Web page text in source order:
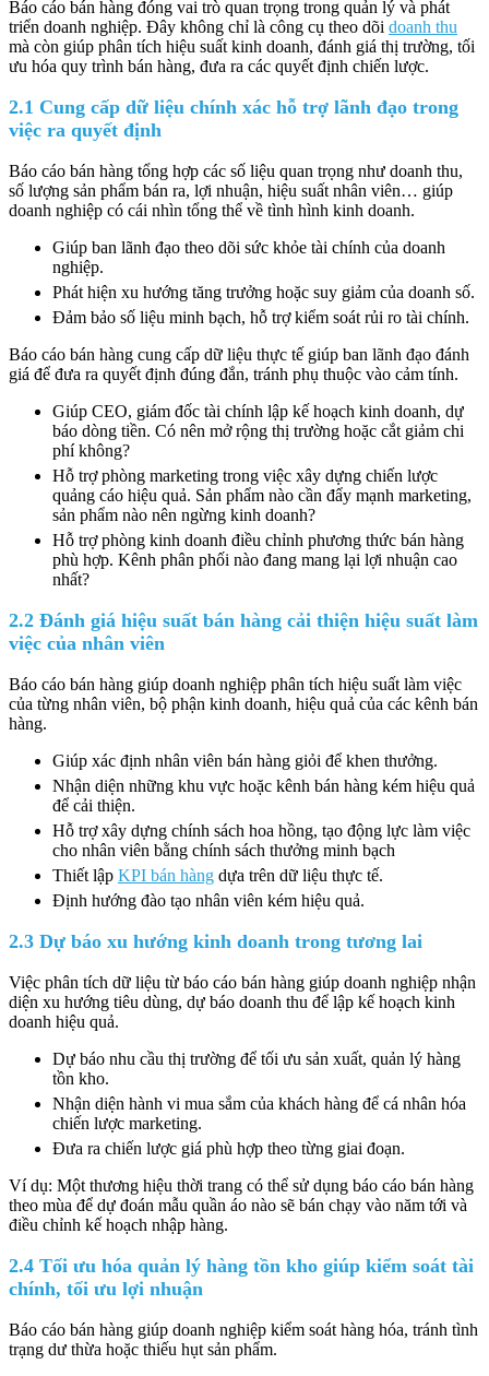
Báo cáo bán hàng đóng vai trò quan trọng trong quản lý và phát
triển doanh nghiệp. Đây không chỉ là công cụ theo dõi doanh thu
mà còn giúp phân tích hiệu suất kinh doanh, đánh giá thị trường, tối
ưu hóa quy trình bán hàng, đưa ra các quyết định chiến lược.
2.1 Cung cấp dữ liệu chính xác hỗ trợ lãnh đạo trong
việc ra quyết định
Báo cáo bán hàng tổng hợp các số liệu quan trọng như doanh thu,
số lượng sản phẩm bán ra, lợi nhuận, hiệu suất nhân viên… giúp
doanh nghiệp có cái nhìn tổng thể về tình hình kinh doanh.
Giúp ban lãnh đạo theo dõi sức khỏe tài chính của doanh
nghiệp.
Phát hiện xu hướng tăng trưởng hoặc suy giảm của doanh số.
Đảm bảo số liệu minh bạch, hỗ trợ kiểm soát rủi ro tài chính.
Báo cáo bán hàng cung cấp dữ liệu thực tế giúp ban lãnh đạo đánh
giá để đưa ra quyết định đúng đắn, tránh phụ thuộc vào cảm tính.
Giúp CEO, giám đốc tài chính lập kế hoạch kinh doanh, dự
báo dòng tiền. Có nên mở rộng thị trường hoặc cắt giảm chi
phí không?
Hỗ trợ phòng marketing trong việc xây dựng chiến lược
quảng cáo hiệu quả. Sản phẩm nào cần đẩy mạnh marketing,
sản phẩm nào nên ngừng kinh doanh?
Hỗ trợ phòng kinh doanh điều chỉnh phương thức bán hàng
phù hợp. Kênh phân phối nào đang mang lại lợi nhuận cao
nhất?
2.2 Đánh giá hiệu suất bán hàng cải thiện hiệu suất làm
việc của nhân viên
Báo cáo bán hàng giúp doanh nghiệp phân tích hiệu suất làm việc
của từng nhân viên, bộ phận kinh doanh, hiệu quả của các kênh bán
hàng.
Giúp xác định nhân viên bán hàng giỏi để khen thưởng.
Nhận diện những khu vực hoặc kênh bán hàng kém hiệu quả
để cải thiện.
Hỗ trợ xây dựng chính sách hoa hồng, tạo động lực làm việc
cho nhân viên bằng chính sách thưởng minh bạch
Thiết lập KPI bán hàng dựa trên dữ liệu thực tế.
Định hướng đào tạo nhân viên kém hiệu quả.
2.3 Dự báo xu hướng kinh doanh trong tương lai
Việc phân tích dữ liệu từ báo cáo bán hàng giúp doanh nghiệp nhận
diện xu hướng tiêu dùng, dự báo doanh thu để lập kế hoạch kinh
doanh hiệu quả.
Dự báo nhu cầu thị trường để tối ưu sản xuất, quản lý hàng
tồn kho.
Nhận diện hành vi mua sắm của khách hàng để cá nhân hóa
chiến lược marketing.
Đưa ra chiến lược giá phù hợp theo từng giai đoạn.
Ví dụ: Một thương hiệu thời trang có thể sử dụng báo cáo bán hàng
theo mùa để dự đoán mẫu quần áo nào sẽ bán chạy vào năm tới và
điều chỉnh kế hoạch nhập hàng.
2.4 Tối ưu hóa quản lý hàng tồn kho giúp kiểm soát tài
chính, tối ưu lợi nhuận
Báo cáo bán hàng giúp doanh nghiệp kiểm soát hàng hóa, tránh tình
trạng dư thừa hoặc thiếu hụt sản phẩm.